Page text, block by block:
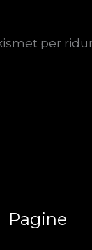
per
Pagine